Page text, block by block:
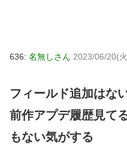
636: 名無しさん 2023/06/20(
フィールド追加はな
前作アプデ履歴見て
もない気がする